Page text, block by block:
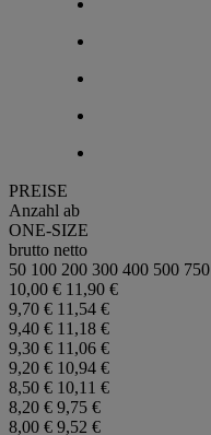
PREISE
Anzahl ab
ONE-SIZE
brutto netto
50 100 200 300 400 500 750
10,00 € 11,90 €
9,70 € 11,54 €
9,40 € 11,18 €
9,30 € 11,06 €
9,20 € 10,94 €
8,50 € 10,11 €
8,20 € 9,75 €
8,00 € 9,52 €